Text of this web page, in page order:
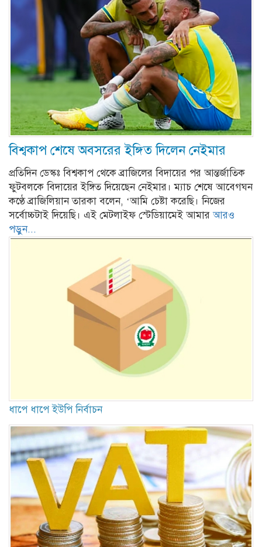
বিশ্বকাপ শেষে অবসরের ইঙ্গিত দিলেন নেইমার
প্রতিদিন ডেস্কঃ বিশ্বকাপ থেকে ব্রাজিলের বিদায়ের পর আন্তর্জাতিক
ফুটবলকে বিদায়ের ইঙ্গিত দিয়েছেন নেইমার। ম্যাচ শেষে আবেগঘন
কণ্ঠে ব্রাজিলিয়ান তারকা বলেন, ‘আমি চেষ্টা করেছি। নিজের
সর্বোচ্চটাই দিয়েছি। এই মেটলাইফ স্টেডিয়ামেই আমারআরও
পড়ুন...
ধাপে ধাপে ইউপি নির্বাচন